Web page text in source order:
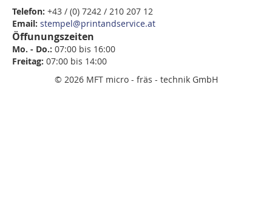
Telefon: +43 / (0) 7242 / 210 207 12
Email: stempel@printandservice.at
Öffunungszeiten
Mo. - Do.: 07:00 bis 16:00
Freitag: 07:00 bis 14:00
© 2026 MFT micro - fräs - technik GmbH